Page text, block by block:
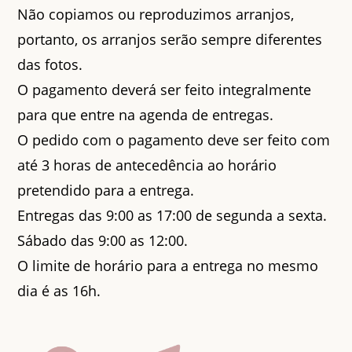
Não copiamos ou reproduzimos arranjos,
portanto, os arranjos serão sempre diferentes
das fotos.
O pagamento deverá ser feito integralmente
para que entre na agenda de entregas.
O pedido com o pagamento deve ser feito com
até 3 horas de antecedência ao horário
pretendido para a entrega.
Entregas das 9:00 as 17:00 de segunda a sexta.
Sábado das 9:00 as 12:00.
O limite de horário para a entrega no mesmo
dia é as 16h.